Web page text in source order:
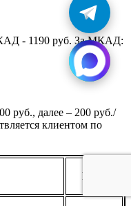
- 1190 руб. За МКАД:
руб., далее – 200 руб./
клиентом по
Цена